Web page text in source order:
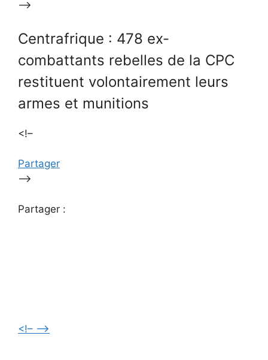
–>
Centrafrique : 478 ex-
combattants rebelles de la CPC
restituent volontairement leurs
armes et munitions
<!–
Partager
–>
Partager :
<!– –>